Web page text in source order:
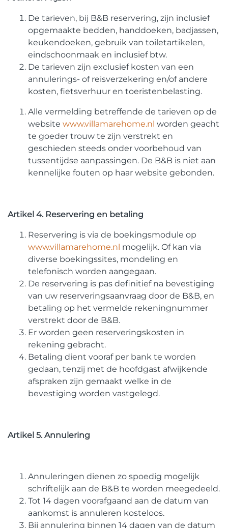
De tarieven, bij B&B reservering, zijn inclusief
opgemaakte bedden, handdoeken, badjassen,
keukendoeken, gebruik van toiletartikelen,
eindschoonmaak en inclusief btw.
De tarieven zijn exclusief kosten van een
annulerings- of reisverzekering en/of andere
kosten, fietsverhuur en toeristenbelasting.
Alle vermelding betreffende de tarieven op de
website www.villamarehome.nl worden geacht
te goeder trouw te zijn verstrekt en
geschieden steeds onder voorbehoud van
tussentijdse aanpassingen. De B&B is niet aan
kennelijke fouten op haar website gebonden.
Artikel 4. Reservering en betaling
Reservering is via de boekingsmodule op
www.villamarehome.nl mogelijk. Of kan via
diverse boekingssites, mondeling en
telefonisch worden aangegaan.
De reservering is pas definitief na bevestiging
van uw reserveringsaanvraag door de B&B, en
betaling op het vermelde rekeningnummer
verstrekt door de B&B.
Er worden geen reserveringskosten in
rekening gebracht.
Betaling dient vooraf per bank te worden
gedaan, tenzij met de hoofdgast afwijkende
afspraken zijn gemaakt welke in de
bevestiging worden vastgelegd.
Artikel 5. Annulering
Annuleringen dienen zo spoedig mogelijk
schriftelijk aan de B&B te worden meegedeeld.
Tot 14 dagen voorafgaand aan de datum van
aankomst is annuleren kosteloos.
Bij annulering binnen 14 dagen van de datum